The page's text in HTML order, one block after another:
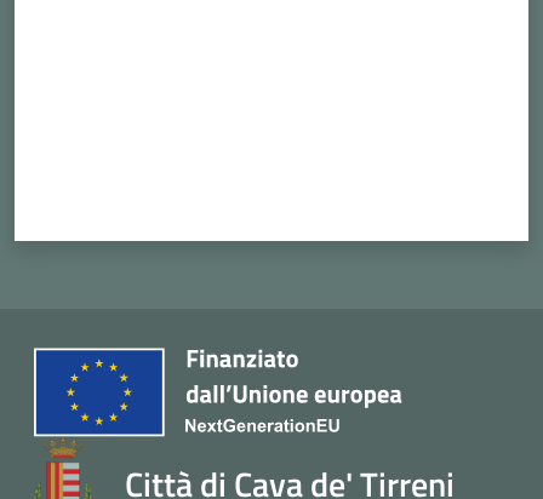
Città di Cava de' Tirreni